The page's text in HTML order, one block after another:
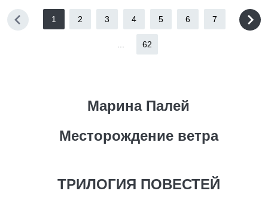
1 2 3 4 5 6 7
62
Марина Палей
Месторождение ветра
ТРИЛОГИЯ ПОВЕСТЕЙ